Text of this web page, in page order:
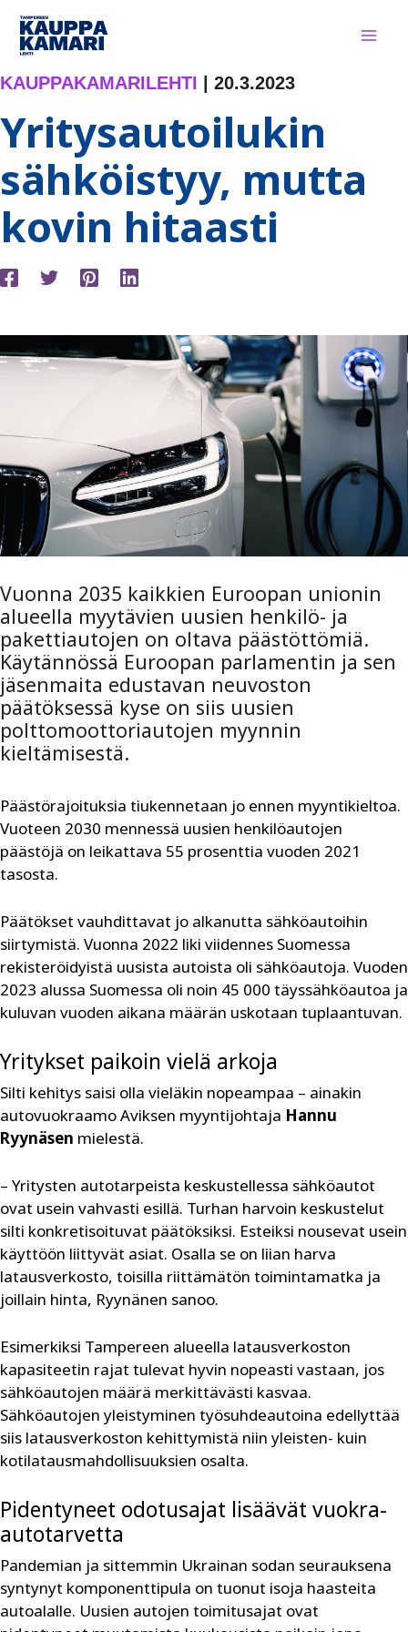
Siirry
sisältöön
KAUPPAKAMARILEHTI 20.3.2023
Yritysautoilukin
sähköistyy, mutta
kovin hitaasti
Vuonna 2035 kaikkien Euroopan unionin
alueella myytävien uusien henkilö- ja
pakettiautojen on oltava päästöttömiä.
Käytännössä Euroopan parlamentin ja sen
jäsenmaita edustavan neuvoston
päätöksessä kyse on siis uusien
polttomoottoriautojen myynnin
kieltämisestä.
Päästörajoituksia tiukennetaan jo ennen myyntikieltoa.
Vuoteen 2030 mennessä uusien henkilöautojen
päästöjä on leikattava 55 prosenttia vuoden 2021
tasosta.
Päätökset vauhdittavat jo alkanutta sähköautoihin
siirtymistä. Vuonna 2022 liki viidennes Suomessa
rekisteröidyistä uusista autoista oli sähköautoja. Vuoden
2023 alussa Suomessa oli noin 45 000 täyssähköautoa ja
kuluvan vuoden aikana määrän uskotaan tuplaantuvan.
Yritykset paikoin vielä arkoja
Silti kehitys saisi olla vieläkin nopeampaa – ainakin
autovuokraamo Aviksen myyntijohtaja Hannu
Ryynäsen mielestä.
– Yritysten autotarpeista keskustellessa sähköautot
ovat usein vahvasti esillä. Turhan harvoin keskustelut
silti konkretisoituvat päätöksiksi. Esteiksi nousevat usein
käyttöön liittyvät asiat. Osalla se on liian harva
latausverkosto, toisilla riittämätön toimintamatka ja
joillain hinta, Ryynänen sanoo.
Esimerkiksi Tampereen alueella latausverkoston
kapasiteetin rajat tulevat hyvin nopeasti vastaan, jos
sähköautojen määrä merkittävästi kasvaa.
Sähköautojen yleistyminen työsuhdeautoina edellyttää
siis latausverkoston kehittymistä niin yleisten- kuin
kotilatausmahdollisuuksien osalta.
Pidentyneet odotusajat lisäävät vuokra-
autotarvetta
Pandemian ja sittemmin Ukrainan sodan seurauksena
syntynyt komponenttipula on tuonut isoja haasteita
autoalalle. Uusien autojen toimitusajat ovat